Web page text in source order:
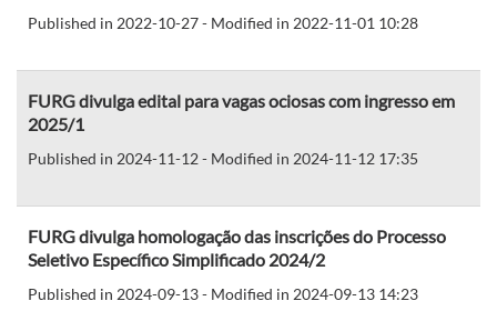
Published in 2022-10-27 - Modified in 2022-11-01 10:28
FURG divulga edital para vagas ociosas com ingresso em
2025/1
Published in 2024-11-12 - Modified in 2024-11-12 17:35
FURG divulga homologação das inscrições do Processo
Seletivo Específico Simplificado 2024/2
Published in 2024-09-13 - Modified in 2024-09-13 14:23